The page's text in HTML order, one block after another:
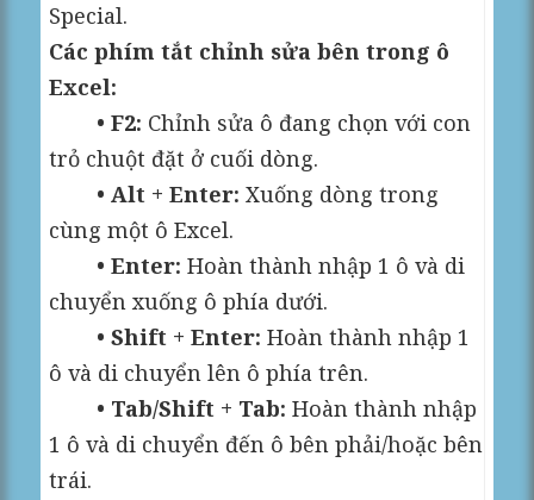
Special.
Các phím tắt chỉnh sửa bên trong ô
Excel:
• F2: Chỉnh sửa ô đang chọn với con
trỏ chuột đặt ở cuối dòng.
• Alt + Enter: Xuống dòng trong
cùng một ô Excel.
• Enter: Hoàn thành nhập 1 ô và di
chuyển xuống ô phía dưới.
• Shift + Enter: Hoàn thành nhập 1
ô và di chuyển lên ô phía trên.
• Tab/Shift + Tab: Hoàn thành nhập
1 ô và di chuyển đến ô bên phải/hoặc bên
trái.